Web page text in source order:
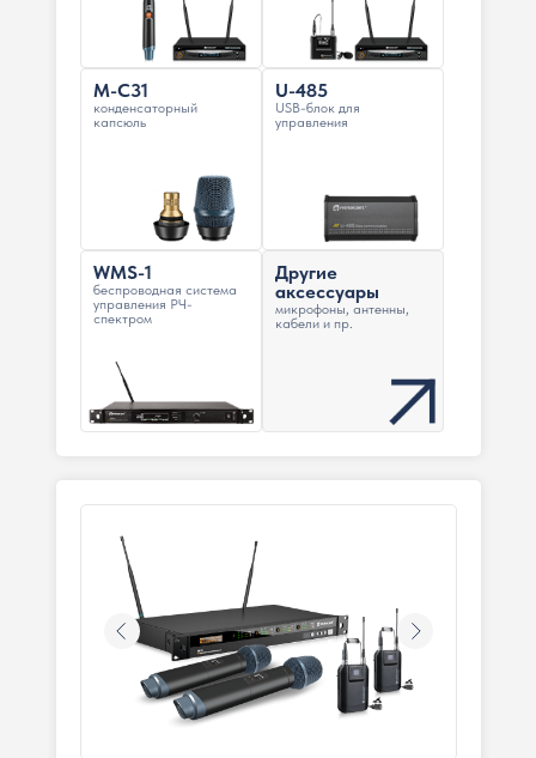
M-C31
конденсаторный
капсюль
U-485
USB-блок для
управления
WMS-1
беспроводная система
управления РЧ-
спектром
Другие
аксессуары
микрофоны, антенны,
кабели и пр.